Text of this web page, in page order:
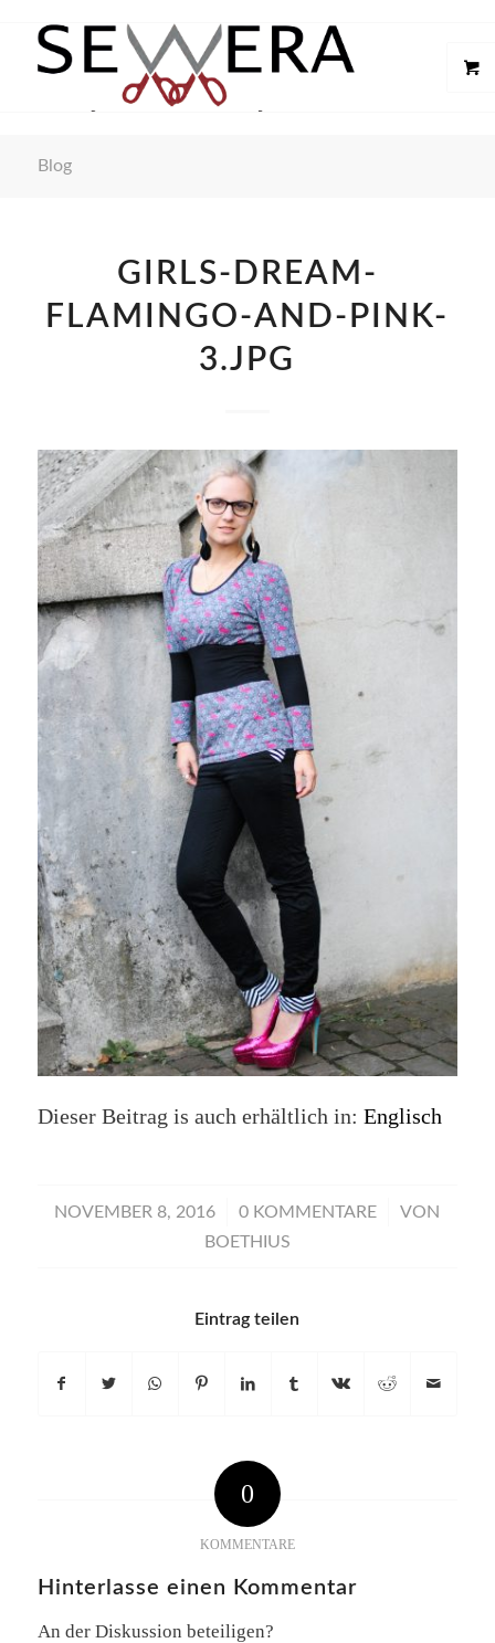
Blog
GIRLS-DREAM-
FLAMINGO-AND-PINK-
3.JPG
Dieser Beitrag is auch erhältlich in: Englisch
NOVEMBER 8, 2016
/ 0 KOMMENTARE
/
VON
BOETHIUS
Eintrag teilen
0
KOMMENTARE
Hinterlasse einen Kommentar
An der Diskussion beteiligen?